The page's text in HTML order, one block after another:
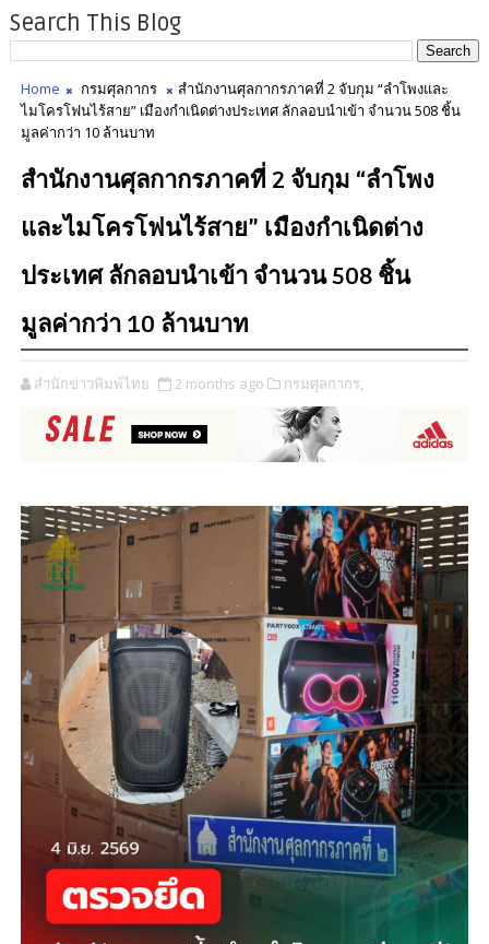
Search This Blog
Home กรมศุลกากร
สำนักงานศุลกากรภาคที่ 2 จับกุม “ลำโพงและ
ไมโครโฟนไร้สาย” เมืองกำเนิดต่างประเทศ ลักลอบนำเข้า จำนวน 508 ชิ้น
มูลค่ากว่า 10 ล้านบาท
สำนักงานศุลกากรภาคที่ 2 จับกุม “ลำโพง
และไมโครโฟนไร้สาย” เมืองกำเนิดต่าง
ประเทศ ลักลอบนำเข้า จำนวน 508 ชิ้น
มูลค่ากว่า 10 ล้านบาท
สำนักข่าวพิมพ์ไทย 2 months ago กรมศุลกากร,